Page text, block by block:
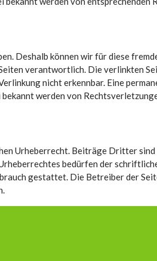
Deshalb können wir für diese
verantwortlich. Die verlinkten
nicht erkennbar. Eine
werden von
Urheberrecht. Beiträge Dritter
bedürfen der
gestattet. Die Betreiber der